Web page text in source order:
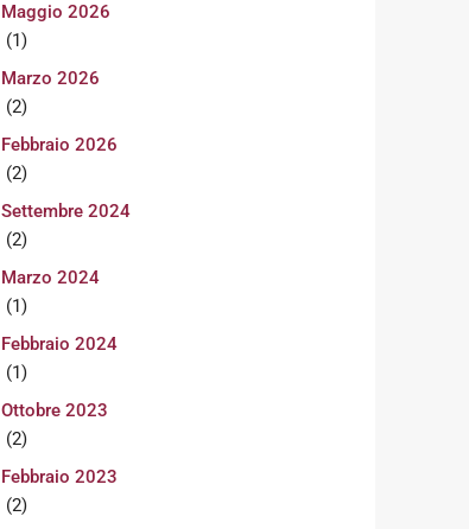
Maggio 2026
(1)
Marzo 2026
(2)
Febbraio 2026
(2)
Settembre 2024
(2)
Marzo 2024
(1)
Febbraio 2024
(1)
Ottobre 2023
(2)
Febbraio 2023
(2)